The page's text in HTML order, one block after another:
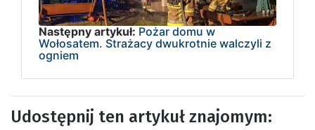
Następny artykuł: Pożar domu w
Wołosatem. Strażacy dwukrotnie walczyli z
ogniem
Udostępnij ten artykuł znajomym: